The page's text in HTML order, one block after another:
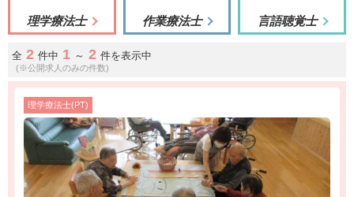
理学療法士 作業療法士 言語聴覚士
全 2 件中 1 ～ 2 件を表示中
(※公開求人のみの件数)
理学療法士(PT)